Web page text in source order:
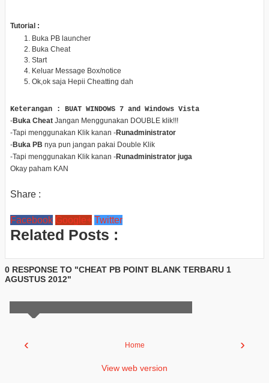
Tutorial :
Buka PB launcher
Buka Cheat
Start
Keluar Message Box/notice
Ok,ok saja Hepii Cheatting dah
Keterangan : BUAT WINDOWS 7 and Windows Vista
-Buka Cheat Jangan Menggunakan DOUBLE klik!!!
-Tapi menggunakan Klik kanan -Runadministrator
-Buka PB nya pun jangan pakai Double Klik
-Tapi menggunakan Klik kanan -Runadministrator juga
Okay paham KAN
Share :
Facebook Google+ Twitter
Related Posts :
0 RESPONSE TO "CHEAT PB POINT BLANK TERBARU 1
AGUSTUS 2012"
‹ ›
Home
View web version